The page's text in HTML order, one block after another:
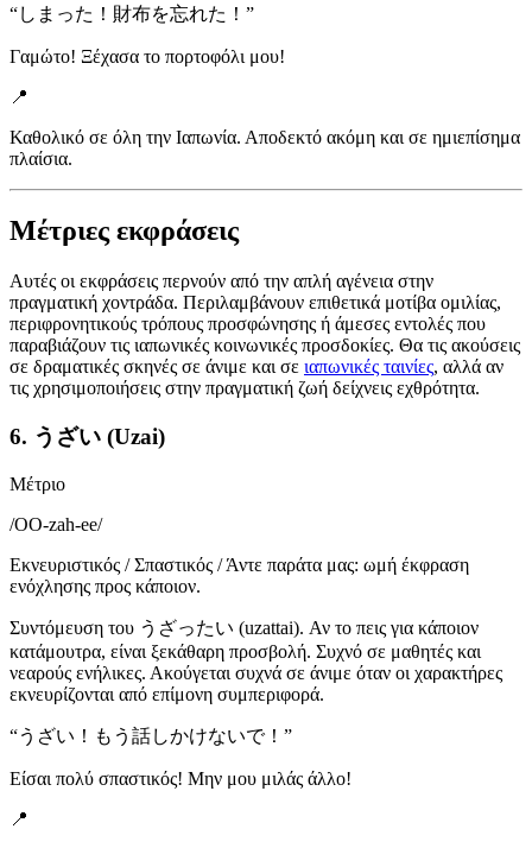
“しまった！財布を忘れた！ ”
Γαμώτο! Ξέχασα το πορτοφόλι μου!
📍
Καθολικό σε όλη την Ιαπωνία. Αποδεκτό ακόμη και σε ημιεπίσημα
πλαίσια.
Μέτριες εκφράσεις
Αυτές οι εκφράσεις περνούν από την απλή αγένεια στην
πραγματική χοντράδα. Περιλαμβάνουν επιθετικά μοτίβα ομιλίας,
περιφρονητικούς τρόπους προσφώνησης ή άμεσες εντολές που
παραβιάζουν τις ιαπωνικές κοινωνικές προσδοκίες. Θα τις ακούσεις
σε δραματικές σκηνές σε άνιμε και σε ιαπωνικές ταινίες, αλλά αν
τις χρησιμοποιήσεις στην πραγματική ζωή δείχνεις εχθρότητα.
6. うざい (Uzai)
Μέτριο
/OO-zah-ee/
Εκνευριστικός / Σπαστικός / Άντε παράτα μας: ωμή έκφραση
ενόχλησης προς κάποιον.
Συντόμευση του うざったい (uzattai). Αν το πεις για κάποιον
κατάμουτρα, είναι ξεκάθαρη προσβολή. Συχνό σε μαθητές και
νεαρούς ενήλικες. Ακούγεται συχνά σε άνιμε όταν οι χαρακτήρες
εκνευρίζονται από επίμονη συμπεριφορά.
“うざい！もう話しかけないで！ ”
Είσαι πολύ σπαστικός! Μην μου μιλάς άλλο!
📍